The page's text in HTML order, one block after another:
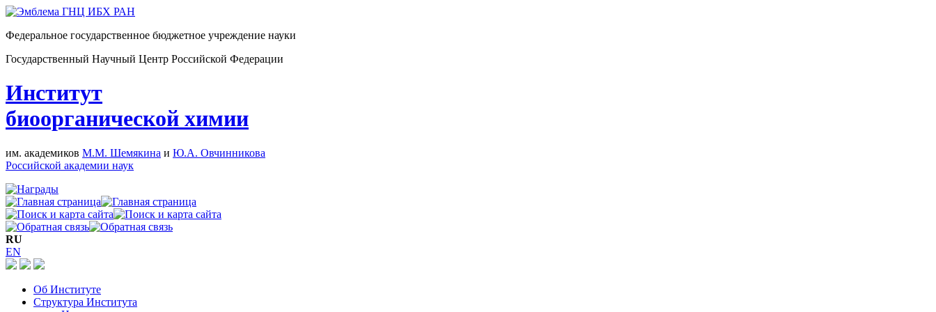
Федеральное государственное бюджетное учреждение науки
Государственный Научный Центр Российской Федерации
Институт
биоорганической химии
им. академиков М.М. Шемякина и Ю.А. Овчинникова
Российской академии наук
RU
EN
Об Институте
Структура Института